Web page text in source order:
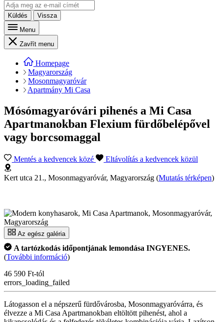
Küldés
Vissza
Menu
Zavřít menu
Homepage
Magyarország
Mosonmagyaróvár
Apartmány Mi Casa
Mósómagyaróvári pihenés a Mi Casa
Apartmanokban Flexium fürdőbelépővel
vagy borcsomaggal
Mentés a kedvencek közé Eltávolítás a kedvencek közül
Kert utca 21., Mosonmagyaróvár, Magyarország (Mutatás térképen)
Az egész galéria
A tartózkodás időpontjának lemondása INGYENES.
(További információ)
46 590 Ft-tól
errors_loading_failed
Látogasson el a népszerű fürdővárosba, Mosonmagyaróvárra, és
élvezze a Mi Casa Apartmanokban eltöltött pihenést, ahol a